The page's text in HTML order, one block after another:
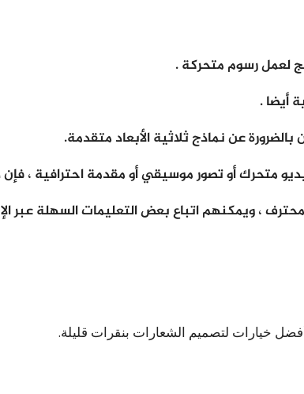
أيضا .
عن نماذج ثلاثية الأبعاد متقدمة.
متحرك أو تصور موسيقي أو مقدمة احترافية ، فإن
، ويمكنهم اتباع بعض التعليمات السهلة عبر
خيارات لتصميم الشعارات بنقرات قليلة.